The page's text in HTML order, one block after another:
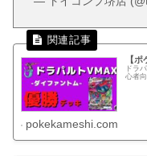
【
ドラ
心者
pokekameshi.com